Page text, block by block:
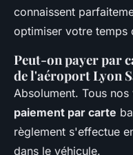
connaissent
optimiser votre temps
Peut-on payer par
de l'aéroport Lyon
Absolument. Tous
paiement par carte
règlement s'effectue
dans le véhicule.